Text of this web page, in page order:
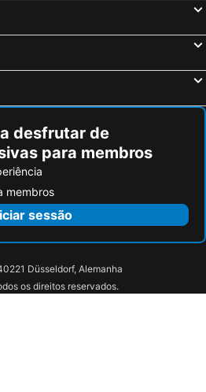
desfrutar de
para membros
membros
sessão
Düsseldorf, Alemanha
os direitos reservados.